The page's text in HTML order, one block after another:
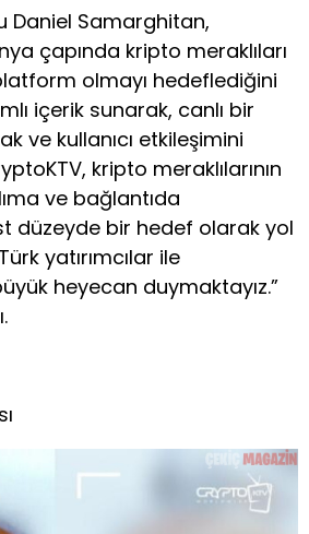
Daniel Samarghitan,
çapında kripto meraklıları
olmayı hedeflediğini
içerik sunarak, canlı bir
ve kullanıcı etkileşimini
kripto meraklılarının
ve bağlantıda
düzeyde bir hedef olarak yol
yatırımcılar ile
heyecan duymaktayız.”